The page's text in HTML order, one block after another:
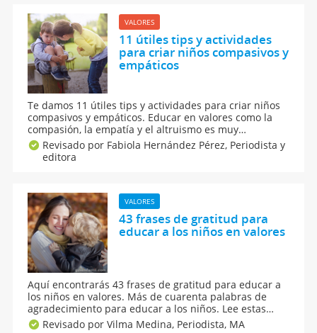
VALORES
11 útiles tips y actividades
para criar niños compasivos y
empáticos
Te damos 11 útiles tips y actividades para criar niños
compasivos y empáticos. Educar en valores como la
compasión, la empatía y el altruismo es muy
importante en la educación infantil y la mejor forma
de conseguirlo es a través del ejemplo y de distintas
acciones para llevar a cabo en familia.
Revisado por Fabiola Hernández Pérez, Periodista y
editora
VALORES
43 frases de gratitud para
educar a los niños en valores
Aquí encontrarás 43 frases de gratitud para educar a
los niños en valores. Más de cuarenta palabras de
agradecimiento para educar a los niños. Lee estas
citas célebres sobre gratitud o agradecimiento y
Revisado por Vilma Medina, Periodista, MA